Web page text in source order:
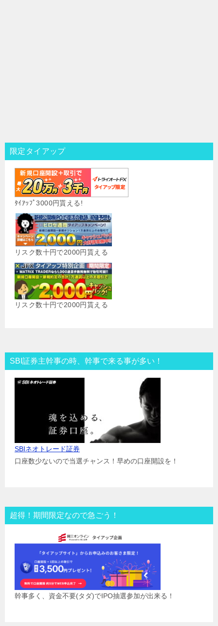
限定タイアップ
ﾀｲｱｯﾌﾟ3000円貰える!
リスク数十円で2000円貰える
リスク数十円で2000円貰える
SBI証券主幹事の時、幹事で来る事が多い！
SBIネオトレード証券
口座数少ないので当選チャンス！早めの口座開設を！
超得！期間限定なので急ごう！
幹事多く、資金不要(タダ)でIPO抽選参加が出来る！